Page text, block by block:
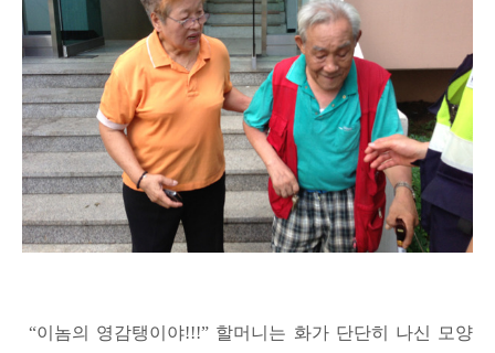
“이놈의 영감탱이야!!!” 할머니는 화가 단단히 나신 모양